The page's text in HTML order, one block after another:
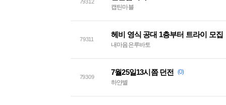
79312
캡틴마블
79311
헤비 영식 공대 1층부터 트라이 모집
내마음은루바토
79309
7월25일13시쯤 던전
(0)
하얀별